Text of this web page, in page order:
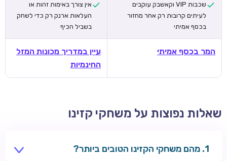
שכבות VIP וקאשבק עוקבים
לעיתים קרובות רק אחר מחזור
בכסף אמיתי
אין צורך באימות זהות או
העלאות ארנק רק כדי לשחק
בשביל הכיף
המר בכסף אמיתי
עיין במדריך מכונות המזל
החינמיות
שאלות נפוצות על משחקי קזינו
מהם משחקי הקזינו הטובים ביותר?